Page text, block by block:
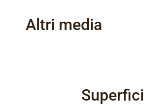
Altri media
Superfici